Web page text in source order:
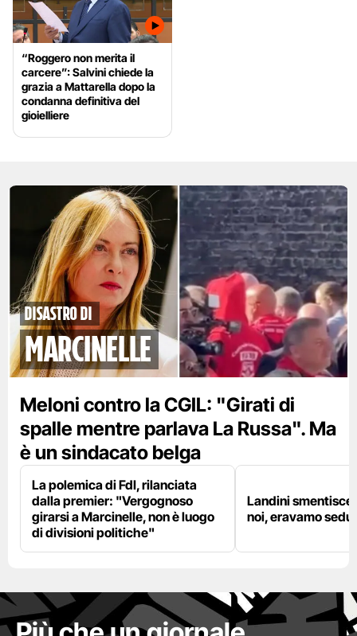
“Roggero non merita il
carcere”: Salvini chiede la
grazia a Mattarella dopo la
condanna definitiva del
gioielliere
disastro di
marcinelle
Meloni contro la CGIL: "Girati di
spalle mentre parlava La Russa". Ma
è un sindacato belga
La polemica di FdI, rilanciata
dalla premier: "Vergognoso
girarsi a Marcinelle, non è luogo
di divisioni politiche"
Landini
noi, eravamo